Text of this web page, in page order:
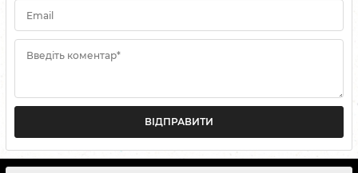
Email
Введіть коментар*
ВІДПРАВИТИ